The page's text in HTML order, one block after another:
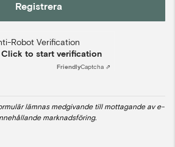
Registrera
Robot Verification
Click to start verification
FriendlyCaptcha ⇗
lämnas medgivande till mottagande av e-
marknadsföring.